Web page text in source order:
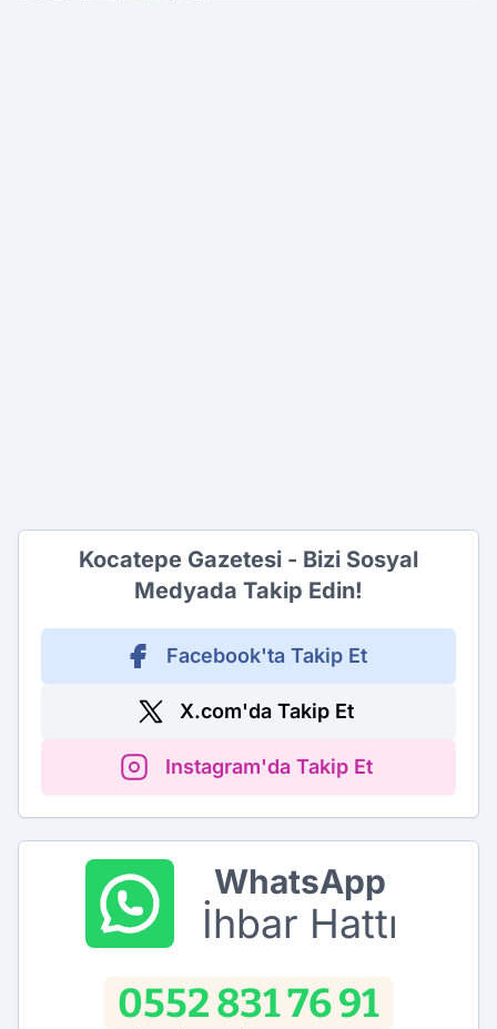
Kocatepe Gazetesi - Bizi Sosyal
Medyada Takip Edin!
Facebook'ta Takip Et
X.com'da Takip Et
Instagram'da Takip Et
WhatsApp
İhbar Hattı
0552 831 76 91